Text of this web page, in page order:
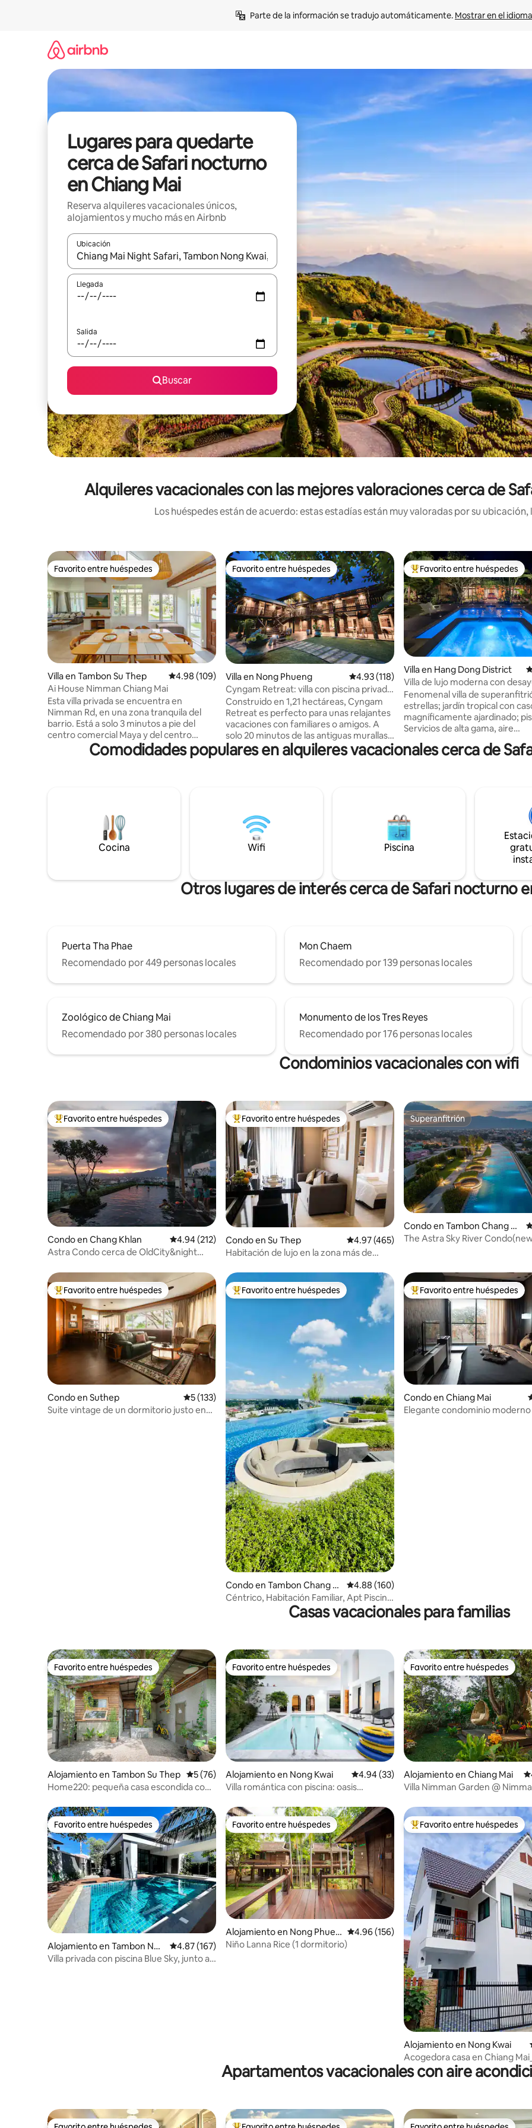
Parte de la información se tradujo automáticamente. Mostrar en el
Lugares para quedarte
cerca de Safari nocturno
en Chiang Mai
Reserva alquileres vacacionales únicos,
alojamientos y mucho más en Airbnb
Ubicación
Cuando los resultados estén disponibles, navega con las teclas de flecha hacia arriba y hacia abajo o explora con el
Llegada
Salida
Buscar
Alquileres vacacionales con las mejores valoraciones cerca de
Los huéspedes están de acuerdo: estas estadías están muy valoradas por su
Favorito entre huéspedes
Favorito entre huéspedes
Villa en Tambon Su Thep Calificación promedio: 4.98 de 5, 109 reseñas
4.98 (109)
Ai House Nimman Chiang Mai
Esta villa privada se encuentra en
Nimman Rd, en una zona tranquila del
barrio. Está a solo 3 minutos a pie del
centro comercial Maya y del centro
comercial One Nimman. La villa tiene 4
dormitorios y 4 baños. Hay un amplio
metros cuadrados. La habitación en sí
está totalmente amueblada (con aire
acondicionado, TV). Cada habitación
también tiene un baño privado con
taxi local, Bolt, Grab, Uber.
Favorito entre huéspedes
Favorito entre huéspedes
Villa en Nong Phueng Calificación promedio: 4.93 de 5, 118 reseñas
4.93 (118)
Cyngam Retreat: villa con piscina privada
y servicio
Construido en 1,21 hectáreas, Cyngam
Retreat es perfecto para unas relajantes
vacaciones con familiares o amigos. A
solo 20 minutos de las antiguas murallas y
el aeropuerto de la ciudad de Chiang Mai.
Personal en el lugar para ayudarte con
al lago, la cancha de Badmington, el área
de masajes, la piscina de 12x4 m y el
jacuzzi. Puedes alimentar a nuestros
animales y con una granja de verduras y
Favorito entre huéspedes
Favorito entre huéspedes
Villa en Hang Dong District
Villa de lujo moderna con
piscina, cascada y 5 estrellas
Fenomenal villa de
estrellas; jardín tropical con
magníficamente ajardinado;
Servicios de alta gama, aire
Ideal para escapadas
desayuno, recogida en el
furgoneta con aire
conductor (para una estancia
2 noches), internet y cable. Protección
externa de CCTV. Todas las
deben mostrar un documento
Comodidades populares en alquileres vacacionales cerca de
Cocina Wifi Piscina
Otros lugares de interés cerca de Safari nocturno
Puerta Tha Phae
Recomendado por 449 personas locales
Mon Chaem
Recomendado por 139 personas locales
Zoológico de Chiang Mai
Recomendado por 380 personas locales
Monumento de los Tres Reyes
Recomendado por 176 personas locales
Condominios vacacionales con wifi
Favorito entre huéspedes preferido
Favorito entre huéspedes
Condo en Chang Khlan Calificación promedio: 4.94 de 5, 212 reseñas
4.94 (212)
Astra Condo cerca de OldCity&night
ciudad vieja, con piscina infinita
Favorito entre huéspedes preferido
Favorito entre huéspedes
Condo en Su Thep Calificación promedio: 4.97 de 5, 465 reseñas
4.97 (465)
Habitación de lujo en la zona más de
Superanfitrión
Superanfitrión
Condo en Tambon Chang K
hlan
The Astra Sky River
Favorito entre huéspedes preferido
Favorito entre huéspedes
Condo en Suthep Calificación promedio: 5 de 5, 133 reseñas
5 (133)
Suite vintage de un dormitorio justo en
Favorito entre huéspedes preferido
Favorito entre huéspedes
Condo en Tambon Chang K
hlan
Calificación promedio: 4.88 de 5, 160 reseñas
4.88 (160)
Céntrico, Habitación Familiar, Apt Piscina
Favorito entre huéspedes
Favorito entre huéspedes
Condo en Chiang Mai
Elegante condominio moderno
Casas vacacionales para familias
Favorito entre huéspedes
Favorito entre huéspedes
Alojamiento en Tambon Su Thep Calificación promedio: 5 de 5, 76 reseñas
5 (76)
Home220: pequeña casa escondida con
Favorito entre huéspedes
Favorito entre huéspedes
Alojamiento en Nong Kwai Calificación promedio: 4.94 de 5, 33 reseñas
4.94 (33)
Villa romántica con piscina: oasis
Favorito entre huéspedes
Favorito entre huéspedes
Alojamiento en Chiang Mai
Villa Nimman Garden @
Favorito entre huéspedes
Favorito entre huéspedes
Alojamiento en Tambon Non
g Hoi
Calificación promedio: 4.87 de 5, 167 reseñas
4.87 (167)
Villa privada con piscina Blue Sky, junto a
Favorito entre huéspedes
Favorito entre huéspedes
Alojamiento en Nong Phuen
g
Calificación promedio: 4.96 de 5, 156 reseñas
4.96 (156)
Niño Lanna Rice (1 dormitorio)
Favorito entre huéspedes
Favorito entre huéspedes
Alojamiento en Nong Kwai
Acogedora casa en Chiang
Apartamentos vacacionales con aire